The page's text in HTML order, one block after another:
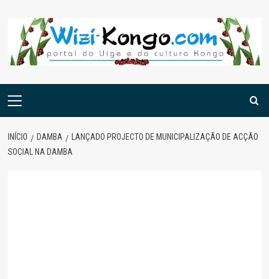
content
Menu
INÍCIO DAMBA
LANÇADO PROJECTO DE MUNICIPALIZAÇÃO DE ACÇÃO
SOCIAL NA DAMBA